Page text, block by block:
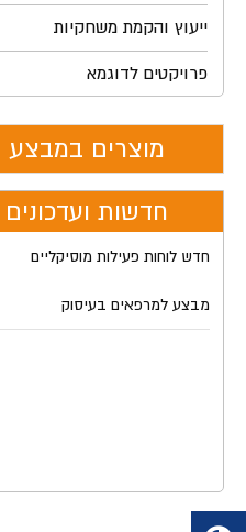
ייעוץ והקמת משחקיות
פרויקטים לדוגמא
מוצרים במבצע
חדשות ועדכונים
חדש לוחות פעילות מוסיקליים
מבצע למרפאים בעיסוק